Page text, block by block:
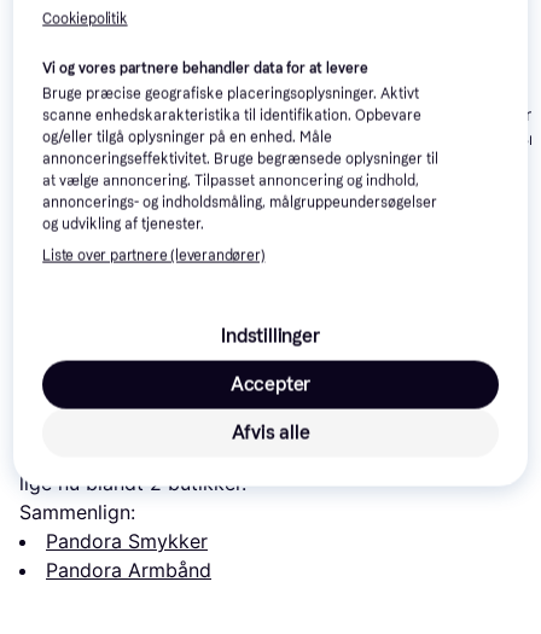
Michael Kors Brilliance
Bracelet MKJ8614710
Pandora Sparkling
Tennis Bracelet -
Gold/Transparent
Pandora
Halo Tennis
Gold/
Læs om produktet
Pandora Pavé Cuban Chain Bracelet -
lige nu blandt 2 butikker.
Sammenlign:
Pandora Smykker
Pandora Armbånd
Cookiepolitik
Vi og vores partnere behandler data for at levere
Bruge præcise geografiske placeringsoplysninger. Aktivt
scanne enhedskarakteristika til identifikation. Opbevare
og/eller tilgå oplysninger på en enhed. Måle
annonceringseffektivitet. Bruge begrænsede oplysninger til
at vælge annoncering. Tilpasset annoncering og indhold,
annoncerings- og indholdsmåling, målgruppeundersøgelser
og udvikling af tjenester.
Liste over partnere (leverandører)
Indstillinger
Afvis alle
Accepter